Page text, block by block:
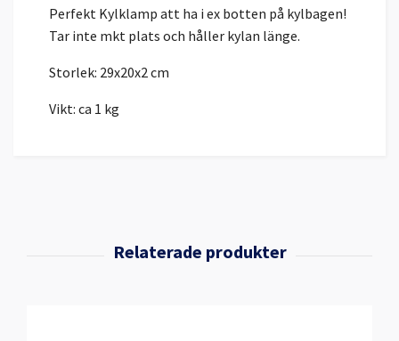
Perfekt Kylklamp att ha i ex botten på kylbagen!
Tar inte mkt plats och håller kylan länge.
Storlek: 29x20x2 cm
Vikt: ca 1 kg